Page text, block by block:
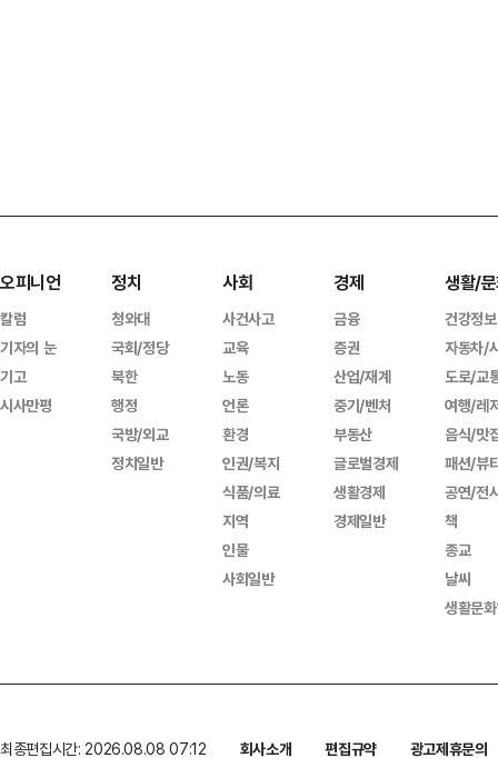
오피니언
칼럼
기자의 눈
기고
시사만평
정치
청와대
국회/정당
북한
행정
국방/외교
정치일반
사회
사건사고
교육
노동
언론
환경
인권/복지
식품/의료
지역
인물
사회일반
경제
금융
증권
산업/재계
중기/벤처
부동산
글로벌경제
생활경제
경제일반
생활/
건강정보
자동차/
도로/교
여행/레
음식/맛
패션/뷰
공연/전
책
종교
날씨
생활문
최종편집시간: 2026.08.08 07:12 회사소개 편집규약
광고제휴문의